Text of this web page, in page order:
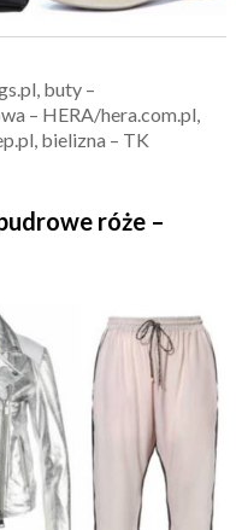
buty –
– HERA/hera.com.pl,
bielizna – TK
róże –